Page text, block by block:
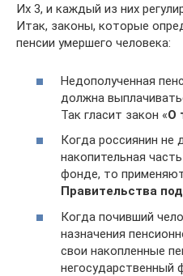
Их 3, и каждый из них
Итак, законы, которые
пенсии умершего человека:
Недополученная
должна
Так гласит закон «О
Когда россиянин не
накопительная
фонде, то
Правительства
Когда почивший
назначения
свои накопленные
негосударственный